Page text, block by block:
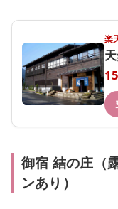
楽
御宿 結の庄（
ンあり）